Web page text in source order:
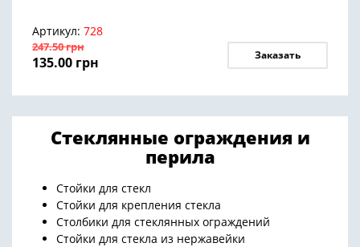
Артикул: 728
247.50грн
135.00 грн Заказать
Стеклянные ограждения и
перила
Стойки для стекл
Стойки для крепления стекла
Столбики для стеклянных ограждений
Стойки для стекла из нержавейки